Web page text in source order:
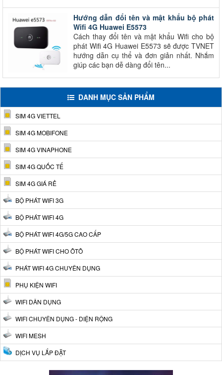
Hướng dẫn đổi tên và mật khẩu bộ phát
Wifi 4G Huawei E5573
Cách thay đổi tên và mật khẩu Wifi cho bộ
phát Wifi 4G Huawei E5573 sẽ được TVNET
hướng dẫn cụ thể và đơn giản nhất. Nhắm
giúp các bạn dễ dàng đổi tên...
DANH MỤC SẢN PHẨM
SIM 4G VIETTEL
SIM 4G MOBIFONE
SIM 4G VINAPHONE
SIM 4G QUỐC TẾ
SIM 4G GIÁ RẺ
BỘ PHÁT WIFI 3G
BỘ PHÁT WIFI 4G
BỘ PHÁT WIFI 4G/5G CAO CẤP
BỘ PHÁT WIFI CHO ÔTÔ
PHÁT WIFI 4G CHUYÊN DỤNG
PHỤ KIỆN WIFI
WIFI DÂN DỤNG
WIFI CHUYÊN DỤNG - DIỆN RỘNG
WIFI MESH
DỊCH VỤ LẮP ĐẶT